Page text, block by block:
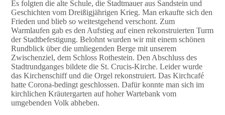
Es folgten die alte Schule, die Stadtmauer aus Sandstein und
Geschichten vom Dreißigjährigen Krieg. Man erkaufte sich den
Frieden und blieb so weitestgehend verschont. Zum
Warmlaufen gab es den Aufstieg auf einen rekonstruierten Turm
der Stadtbefestigung. Belohnt wurden wir mit einem schönen
Rundblick über die umliegenden Berge mit unserem
Zwischenziel, dem Schloss Rothestein. Den Abschluss des
Stadtrundganges bildete die St. Crucis-Kirche. Leider wurde
das Kirchenschiff und die Orgel rekonstruiert. Das Kirchcafé
hatte Corona-bedingt geschlossen. Dafür konnte man sich im
kirchlichen Kräutergarten auf hoher Wartebank vom
umgebenden Volk abheben.